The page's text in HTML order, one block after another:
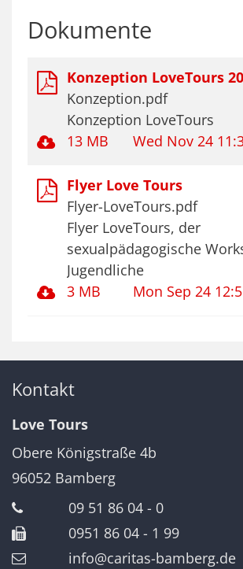
Dokumente
Konzeption LoveTours
Konzeption.pdf
Konzeption LoveTours
13 MB
Wed Nov 24
Flyer Love Tours
Flyer-LoveTours.pdf
Flyer LoveTours, der
sexualpädagogische
Jugendliche
3 MB
Mon Sep 24
Kontakt
Love Tours
Obere Königstraße 4b
96052 Bamberg
09 51 86 04 - 0
0951 86 04 - 1 99
info@caritas-bamberg.de